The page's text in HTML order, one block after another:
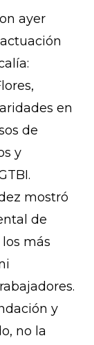
ayer
en
de
y
mostró
de
más
y
no la